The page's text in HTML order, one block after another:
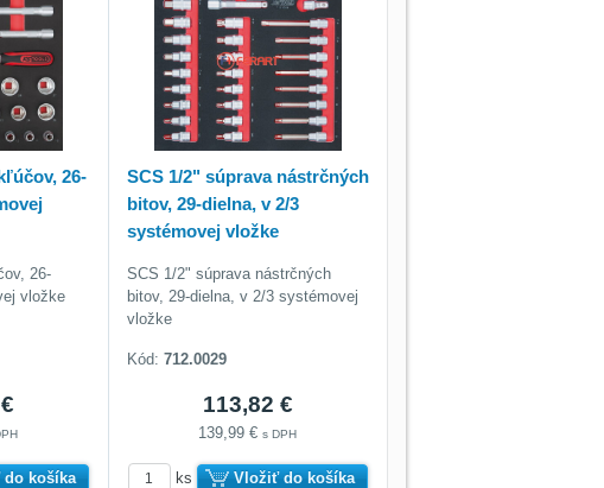
26-
26-
vložke
košíka
SCS 1/2" súprava nástrčných
bitov, 29-dielna, v 2/3
systémovej vložke
SCS 1/2" súprava nástrčných
bitov, 29-dielna, v 2/3 systémovej
vložke
Kód: 712.0029
113,82 €
139,99 €s DPH
ks Vložiť do košíka